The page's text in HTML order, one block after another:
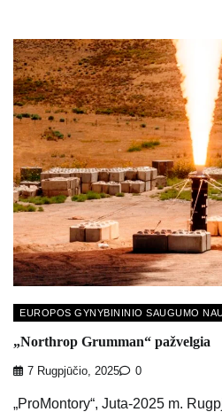
EUROPOS GYNYBININIO SAUGUMO
„Northrop Grumman“ pažvelgia
7 Rugpjūčio, 2025 0
„ProMontory“, Juta-2025 m.